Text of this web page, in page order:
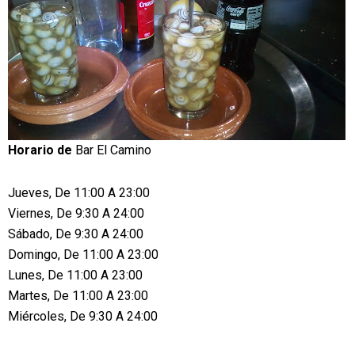
Horario de Bar El Camino
Jueves, De 11:00 A 23:00
Viernes, De 9:30 A 24:00
Sábado, De 9:30 A 24:00
Domingo, De 11:00 A 23:00
Lunes, De 11:00 A 23:00
Martes, De 11:00 A 23:00
Miércoles, De 9:30 A 24:00